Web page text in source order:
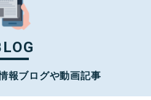
報ブログや動画記事